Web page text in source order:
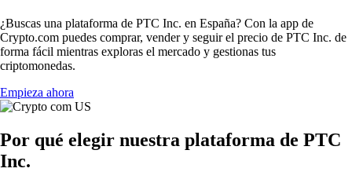
¿Buscas una plataforma de PTC Inc. en España? Con la app de
Crypto.com puedes comprar, vender y seguir el precio de PTC Inc. de
forma fácil mientras exploras el mercado y gestionas tus
criptomonedas.
Empieza ahora
Por qué elegir nuestra plataforma de PTC
Inc.